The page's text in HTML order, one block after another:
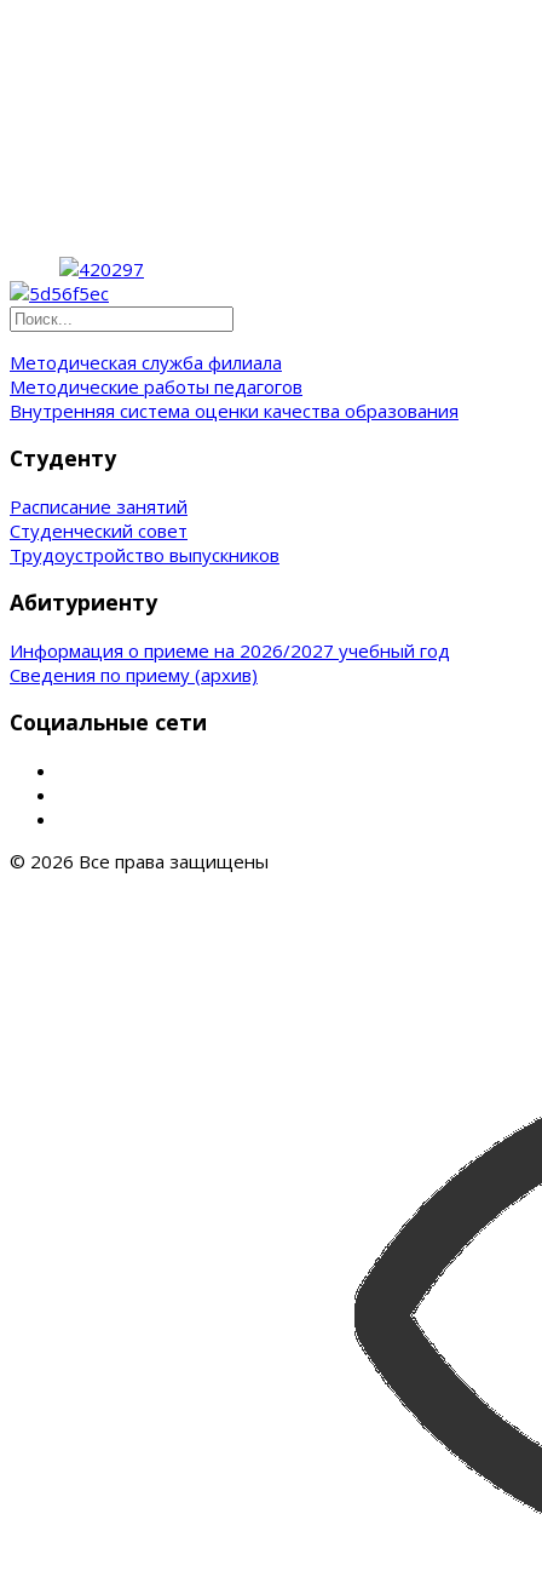
Методическая служба филиала
Методические работы педагогов
Внутренняя система оценки качества образования
Студенту
Расписание занятий
Студенческий совет
Трудоустройство выпускников
Абитуриенту
Информация о приеме на 2026/2027 учебный год
Сведения по приему (архив)
Социальные сети
© 2026 Все права защищены